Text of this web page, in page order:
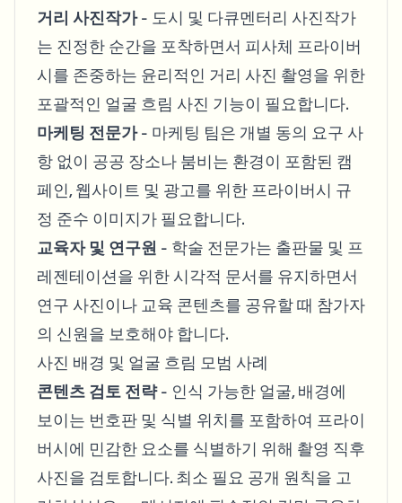
거리 사진작가- 도시 및 다큐멘터리 사진작가
는 진정한 순간을 포착하면서 피사체 프라이버
시를 존중하는 윤리적인 거리 사진 촬영을 위한
포괄적인 얼굴 흐림 사진 기능이 필요합니다.
마케팅 전문가- 마케팅 팀은 개별 동의 요구 사
항 없이 공공 장소나 붐비는 환경이 포함된 캠
페인, 웹사이트 및 광고를 위한 프라이버시 규
정 준수 이미지가 필요합니다.
교육자 및 연구원 - 학술 전문가는 출판물 및 프
레젠테이션을 위한 시각적 문서를 유지하면서
연구 사진이나 교육 콘텐츠를 공유할 때 참가자
의 신원을 보호해야 합니다.
사진 배경 및 얼굴 흐림 모범 사례
콘텐츠 검토 전략- 인식 가능한 얼굴, 배경에
보이는 번호판 및 식별 위치를 포함하여 프라이
버시에 민감한 요소를 식별하기 위해 촬영 직후
사진을 검토합니다. 최소 필요 공개 원칙을 고